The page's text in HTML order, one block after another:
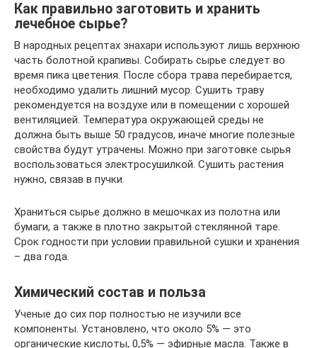
Как правильно заготовить и хранить
лечебное сырье?
В народных рецептах знахари используют лишь верхнюю
часть болотной крапивы. Собирать сырье следует во
время пика цветения. После сбора трава перебирается,
необходимо удалить лишний мусор. Сушить траву
рекомендуется на воздухе или в помещении с хорошей
вентиляцией. Температура окружающей среды не
должна быть выше 50 градусов, иначе многие полезные
свойства будут утрачены. Можно при заготовке сырья
воспользоваться электросушилкой. Сушить растения
нужно, связав в пучки.
Храниться сырье должно в мешочках из полотна или
бумаги, а также в плотно закрытой стеклянной таре.
Срок годности при условии правильной сушки и хранения
– два года.
Химический состав и польза
Ученые до сих пор полностью не изучили все
компоненты. Установлено, что около 5% — это
органические кислоты, 0,5% — эфирные масла. Также в